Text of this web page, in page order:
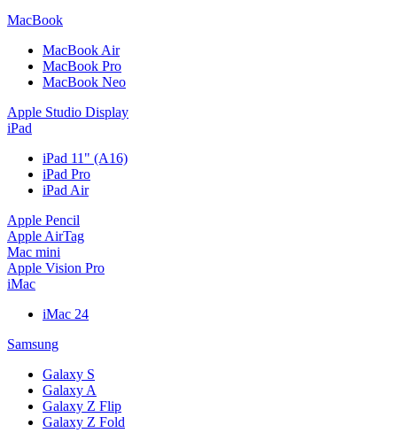
MacBook
MacBook Air
MacBook Pro
MacBook Neo
Apple Studio Display
iPad
iPad 11" (A16)
iPad Pro
iPad Air
Apple Pencil
Apple AirTag
Mac mini
Apple Vision Pro
iMac
iMac 24
Samsung
Galaxy S
Galaxy A
Galaxy Z Flip
Galaxy Z Fold